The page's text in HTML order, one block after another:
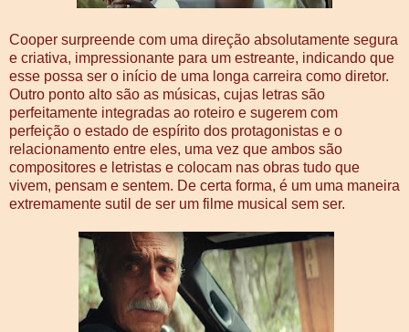
Cooper surpreende com uma direção absolutamente segura
e criativa, impressionante para um estreante, indicando que
esse possa ser o início de uma longa carreira como diretor.
Outro ponto alto são as músicas, cujas letras são
perfeitamente integradas ao roteiro e sugerem com
perfeição o estado de espírito dos protagonistas e o
relacionamento entre eles, uma vez que ambos são
compositores e letristas e colocam nas obras tudo que
vivem, pensam e sentem. De certa forma, é um uma maneira
extremamente sutil de ser um filme musical sem ser.